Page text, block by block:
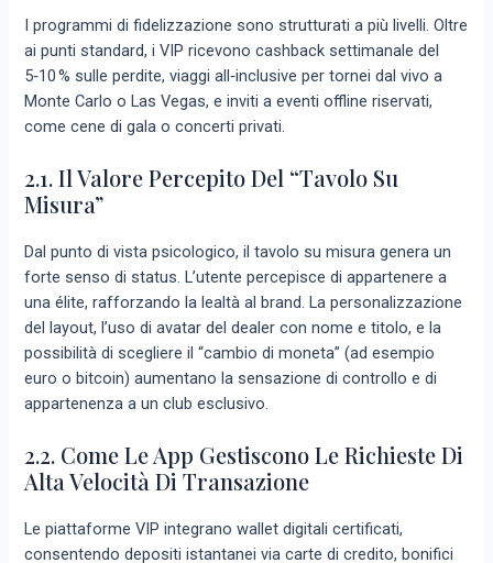
I programmi di fidelizzazione sono strutturati a più livelli. Oltre
ai punti standard, i VIP ricevono cashback settimanale del
5‑10 % sulle perdite, viaggi all‑inclusive per tornei dal vivo a
Monte Carlo o Las Vegas, e inviti a eventi offline riservati,
come cene di gala o concerti privati.
2.1. Il Valore Percepito Del “tavolo Su
Misura”
Dal punto di vista psicologico, il tavolo su misura genera un
forte senso di status. L’utente percepisce di appartenere a
una élite, rafforzando la lealtà al brand. La personalizzazione
del layout, l’uso di avatar del dealer con nome e titolo, e la
possibilità di scegliere il “cambio di moneta” (ad esempio
euro o bitcoin) aumentano la sensazione di controllo e di
appartenenza a un club esclusivo.
2.2. Come Le App Gestiscono Le Richieste Di
Alta Velocità Di Transazione
Le piattaforme VIP integrano wallet digitali certificati,
consentendo depositi istantanei via carte di credito, bonifici